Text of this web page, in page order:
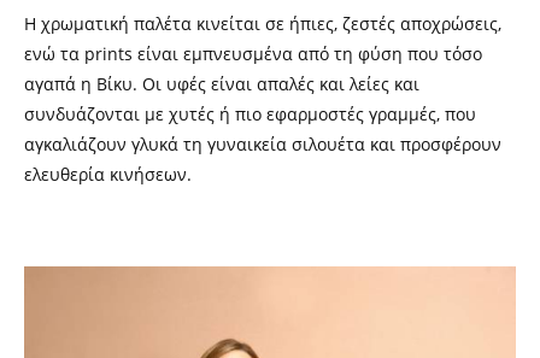
Η χρωματική παλέτα κινείται σε ήπιες, ζεστές αποχρώσεις,
ενώ τα prints είναι εμπνευσμένα από τη φύση που τόσο
αγαπά η Βίκυ. Οι υφές είναι απαλές και λείες και
συνδυάζονται με χυτές ή πιο εφαρμοστές γραμμές, που
αγκαλιάζουν γλυκά τη γυναικεία σιλουέτα και προσφέρουν
ελευθερία κινήσεων.